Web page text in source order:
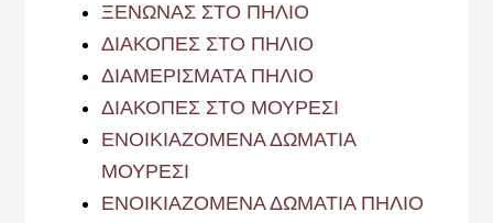
ΞΕΝΩΝΑΣ ΣΤΟ ΠΗΛΙΟ
ΔΙΑΚΟΠΕΣ ΣΤΟ ΠΗΛΙΟ
ΔΙΑΜΕΡΙΣΜΑΤΑ ΠΗΛΙΟ
ΔΙΑΚΟΠΕΣ ΣΤΟ ΜΟΥΡΕΣΙ
ΕΝΟΙΚΙΑΖΟΜΕΝΑ ΔΩΜΑΤΙΑ
ΜΟΥΡΕΣΙ
ΕΝΟΙΚΙΑΖΟΜΕΝΑ ΔΩΜΑΤΙΑ ΠΗΛΙΟ